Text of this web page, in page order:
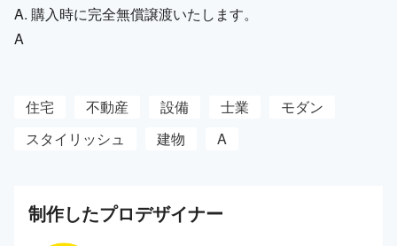
A. 購入時に完全無償譲渡いたします。
A
住宅 不動産 設備 士業
モダン
スタイリッシュ
建物 A
制作したプロデザイナー